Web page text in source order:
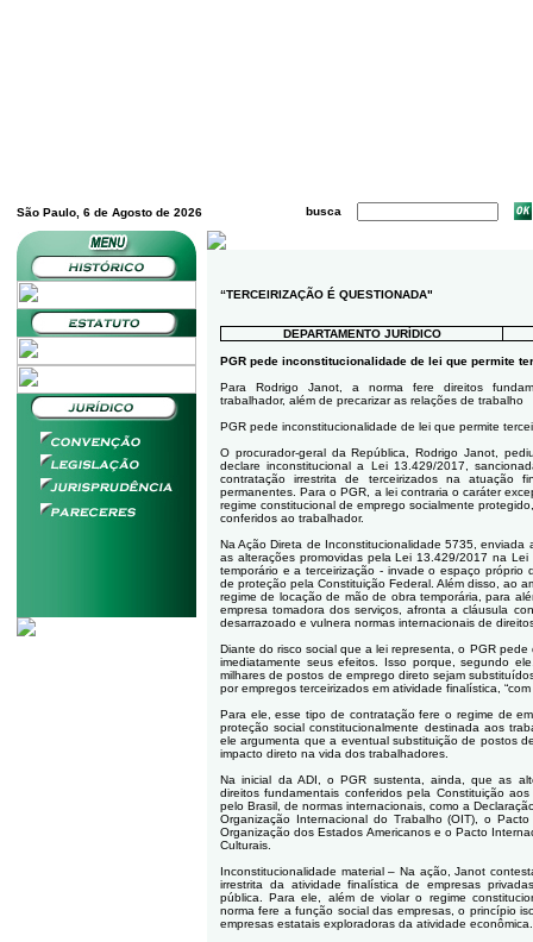
São Paulo, 6 de Agosto de 2026 busca
“TERCEIRIZAÇÃO É QUESTIONADA"
DEPARTAMENTO JURÍDICO
PGR pede inconstitucionalidade de lei que permite
Para Rodrigo Janot, a norma fere direitos
trabalhador, além de precarizar as relações de trabalho
PGR pede inconstitucionalidade de lei que permite
O procurador-geral da República, Rodrigo Janot,
declare inconstitucional a Lei 13.429/2017,
contratação irrestrita de terceirizados na atuação
permanentes. Para o PGR, a lei contraria o caráter
regime constitucional de emprego socialmente
conferidos ao trabalhador.
Na Ação Direta de Inconstitucionalidade 5735,
as alterações promovidas pela Lei 13.429/2017 na
temporário e a terceirização - invade o espaço próprio
de proteção pela Constituição Federal. Além disso, ao
regime de locação de mão de obra temporária, para
empresa tomadora dos serviços, afronta a cláusula
desarrazoado e vulnera normas internacionais de
Diante do risco social que a lei representa, o PGR
imediatamente seus efeitos. Isso porque, segundo
milhares de postos de emprego direto sejam
por empregos terceirizados em atividade finalística,
Para ele, esse tipo de contratação fere o regime de
proteção social constitucionalmente destinada aos
ele argumenta que a eventual substituição de postos
impacto direto na vida dos trabalhadores.
Na inicial da ADI, o PGR sustenta, ainda, que as
direitos fundamentais conferidos pela Constituição
pelo Brasil, de normas internacionais, como a
Organização Internacional do Trabalho (OIT), o
Organização dos Estados Americanos e o Pacto
Culturais.
Inconstitucionalidade material – Na ação, Janot
irrestrita da atividade finalística de empresas
pública. Para ele, além de violar o regime
norma fere a função social das empresas, o princípio
empresas estatais exploradoras da atividade econômica.